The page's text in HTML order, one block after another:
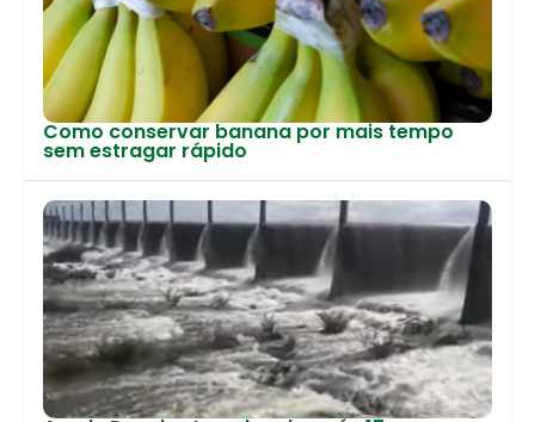
Como conservar banana por mais tempo
sem estragar rápido